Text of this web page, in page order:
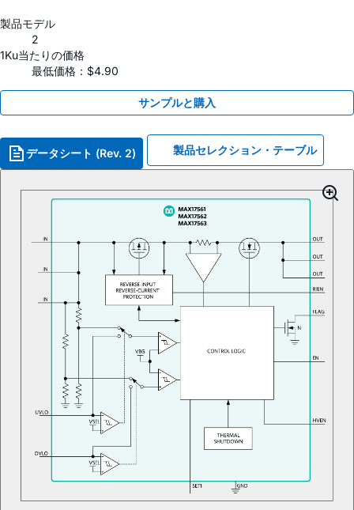
製品モデル
2
1Ku当たりの価格
最低価格：$4.90
サンプルと購入
データシート (Rev. 2) 製品セレクション・テーブル